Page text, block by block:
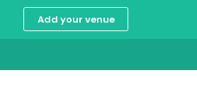
Add your venue